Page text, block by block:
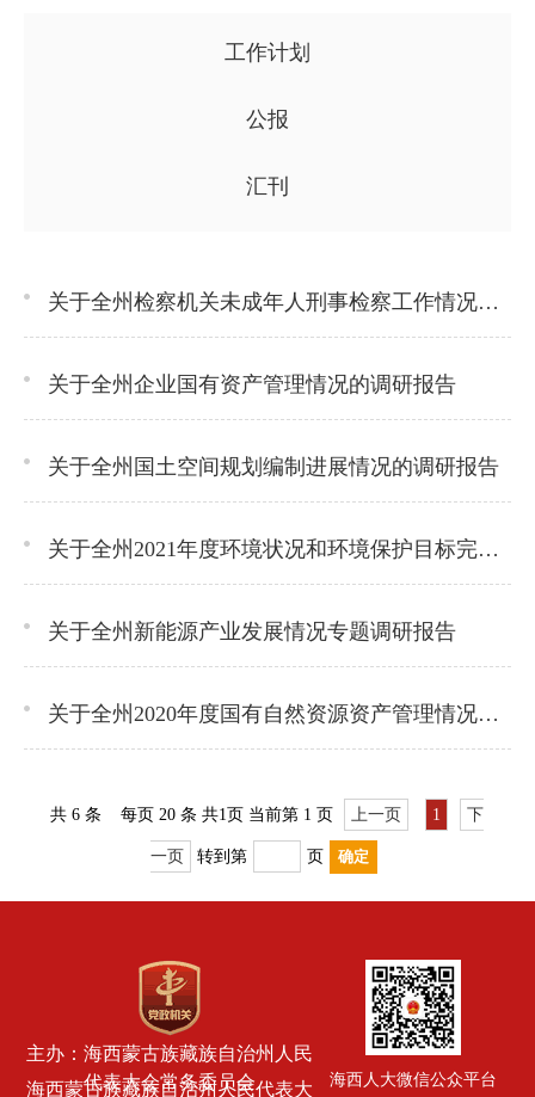
工作计划
公报
汇刊
关于全州检察机关未成年人刑事检察工作情况的调研报告
关于全州企业国有资产管理情况的调研报告
关于全州国土空间规划编制进展情况的调研报告
关于全州2021年度环境状况和环境保护目标完成情况的调研报告
关于全州新能源产业发展情况专题调研报告
关于全州2020年度国有自然资源资产管理情况的调研报告
共 6条每页 20 条 共1页 当前第 1 页 上一页 1 下
一页 转到第 页
主办：海西蒙古族藏族自治州人民
代表大会常务委员会
海西蒙古族藏族自治州人民代表大 海西人大微信公众平台